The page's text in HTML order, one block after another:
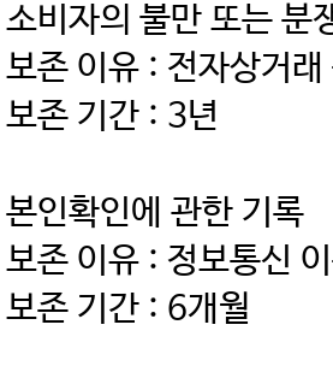
소비자의 불만 또는 분
보존 이유 : 전자상거
보존 기간 : 3년
본인확인에 관한 기록
보존 이유 : 정보통신
보존 기간 : 6개월